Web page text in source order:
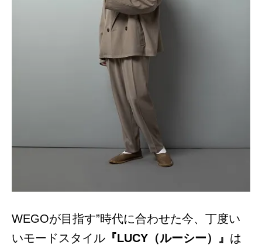
WEGOが目指す”時代に合わせた今、丁度い
いモードスタイル 『LUCY（ルーシー）』 は